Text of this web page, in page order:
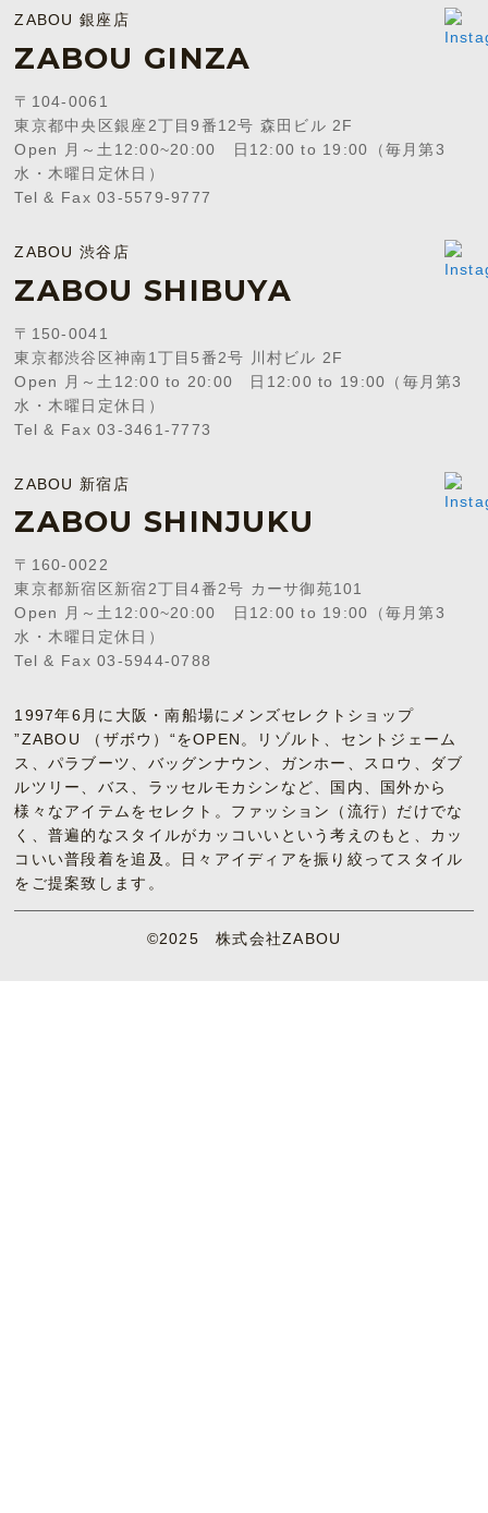
ZABOU 銀座店
ZABOU GINZA
〒104-0061
東京都中央区銀座2丁目9番12号 森田ビル 2F
Open 月～土12:00~20:00 日12:00 to 19:00（毎月第3
水・木曜日定休日）
Tel & Fax 03-5579-9777
ZABOU 渋谷店
ZABOU SHIBUYA
〒150-0041
東京都渋谷区神南1丁目5番2号 川村ビル 2F
Open 月～土12:00 to 20:00 日12:00 to 19:00（毎月第3
水・木曜日定休日）
Tel & Fax 03-3461-7773
ZABOU 新宿店
ZABOU SHINJUKU
〒160-0022
東京都新宿区新宿2丁目4番2号 カーサ御苑101
Open 月～土12:00~20:00 日12:00 to 19:00（毎月第3
水・木曜日定休日）
Tel & Fax 03-5944-0788
1997年6月に大阪・南船場にメンズセレクトショップ
”ZABOU （ザボウ）“をOPEN。リゾルト、セントジェーム
ス、パラブーツ、バッグンナウン、ガンホー、スロウ、ダブ
ルツリー、バス、ラッセルモカシンなど、国内、国外から
様々なアイテムをセレクト。ファッション（流行）だけでな
く、普遍的なスタイルがカッコいいという考えのもと、カッ
コいい普段着を追及。日々アイディアを振り絞ってスタイル
をご提案致します。
©2025 株式会社ZABOU